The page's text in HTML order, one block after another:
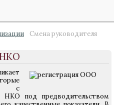
Смена руководителя
с
НКО под предводительством